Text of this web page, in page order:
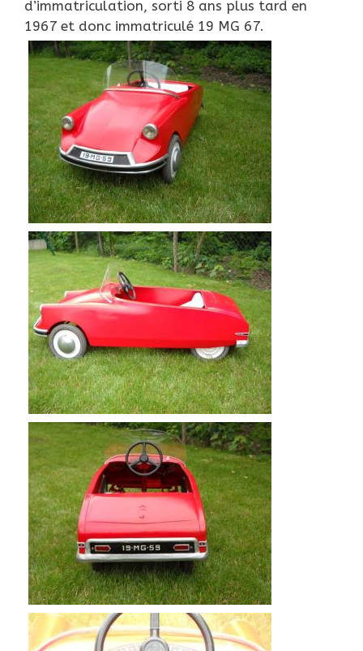
d’immatriculation, sorti 8 ans plus tard en
1967 et donc immatriculé 19 MG 67.